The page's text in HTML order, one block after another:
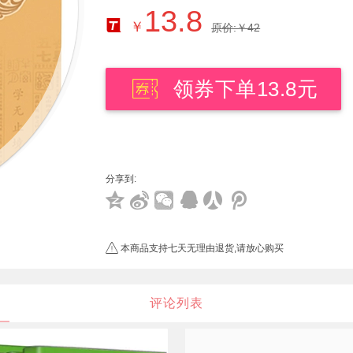
￥ 13.8 原价:￥42
领券下单13.8元
分享到:
本商品支持七天无理由退货,请放心购买
评论列表